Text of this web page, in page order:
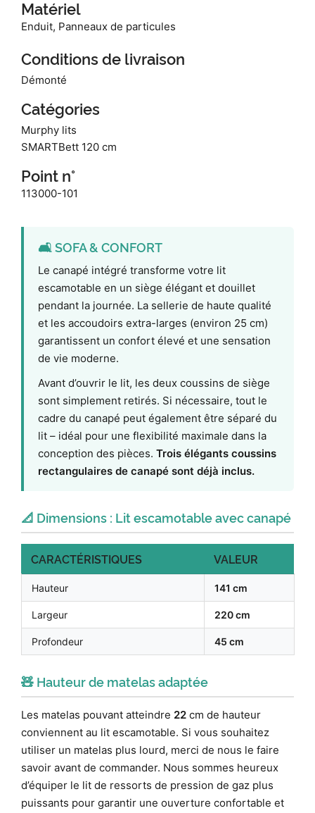
Matériel
Enduit, Panneaux de particules
Conditions de livraison
Démonté
Catégories
Murphy lits
SMARTBett 120 cm
Point n°
113000-101
🛋️ SOFA & CONFORT
Le canapé intégré transforme votre lit
escamotable en un siège élégant et douillet
pendant la journée. La sellerie de haute qualité
et les accoudoirs extra-larges (environ 25 cm)
garantissent un confort élevé et une sensation
de vie moderne.
Avant d’ouvrir le lit, les deux coussins de siège
sont simplement retirés. Si nécessaire, tout le
cadre du canapé peut également être séparé du
lit – idéal pour une flexibilité maximale dans la
conception des pièces. Trois élégants coussins
rectangulaires de canapé sont déjà inclus.
📐 Dimensions : Lit escamotable avec canapé
CARACTÉRISTIQUES VALEUR
Hauteur 141 cm
Largeur 220 cm
Profondeur 45 cm
🧸 Hauteur de matelas adaptée
Les matelas pouvant atteindre 22 cm de hauteur
conviennent au lit escamotable. Si vous souhaitez
utiliser un matelas plus lourd, merci de nous le faire
savoir avant de commander. Nous sommes heureux
d’équiper le lit de ressorts de pression de gaz plus
puissants pour garantir une ouverture confortable et